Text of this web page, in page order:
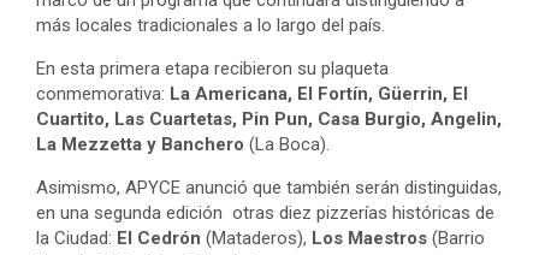
más locales tradicionales a lo largo del país.
En esta primera etapa recibieron su plaqueta
conmemorativa: La Americana, El Fortín, Güerrin, El
Cuartito, Las Cuartetas, Pin Pun, Casa Burgio, Angelin,
La Mezzetta y Banchero (La Boca).
Asimismo, APYCE anunció que también serán distinguidas,
en una segunda edición otras diez pizzerías históricas de
la Ciudad: El Cedrón (Mataderos), Los Maestros (Barrio